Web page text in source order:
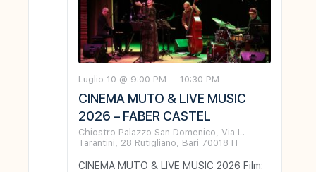
Luglio 10 @ 9:00 PM - 10:30 PM
CINEMA MUTO & LIVE MUSIC
2026 – FABER CASTEL
Chiostro Palazzo San Domenico, Via L.
Tarantini, 28 Rutigliano Bari 70018 IT
CINEMA MUTO & LIVE MUSIC 2026 Film: